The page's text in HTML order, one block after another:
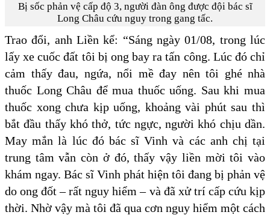
Bị sốc phản vệ cấp độ 3, người đàn ông được đội bác sĩ
Long Châu cứu nguy trong gang tấc.
Trao đổi, anh Liền kể: “Sáng ngày 01/08, trong lúc
lấy xe cuốc đất tôi bị ong bay ra tấn công. Lúc đó chỉ
cảm thấy đau, ngứa, nổi mề đay nên tôi ghé nhà
thuốc Long Châu để mua thuốc uống. Sau khi mua
thuốc xong chưa kịp uống, khoảng vài phút sau thì
bắt đầu thấy khó thở, tức ngực, người khó chịu dần.
May mắn là lúc đó bác sĩ Vinh và các anh chị tại
trung tâm vẫn còn ở đó, thấy vậy liền mời tôi vào
khám ngay. Bác sĩ Vinh phát hiện tôi đang bị phản vệ
do ong đốt – rất nguy hiểm – và đã xử trí cấp cứu kịp
thời. Nhờ vậy mà tôi đã qua cơn nguy hiểm một cách